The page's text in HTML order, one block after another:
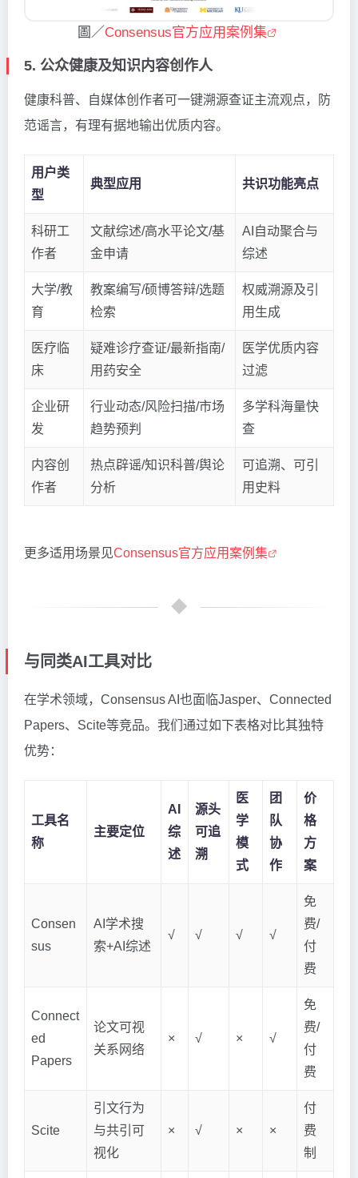
圖／Consensus官方应用案例集
5. 公众健康及知识内容创作人
健康科普、自媒体创作者可一键溯源查证主流观点，防
范谣言，有理有据地输出优质内容。
用户类
型
典型应用 共识功能亮点
科研工
作者
文献综述/高水平论文/基
金申请
AI自动聚合与
综述
大学/教
育
教案编写/硕博答辩/选题
检索
权威溯源及引
用生成
医疗临
床
疑难诊疗查证/最新指南/
用药安全
医学优质内容
过滤
企业研
发
行业动态/风险扫描/市场
趋势预判
多学科海量快
查
内容创
作者
热点辟谣/知识科普/舆论
分析
可追溯、可引
用史料
更多适用场景见Consensus官方应用案例集
与同类AI工具对比
在学术领域，Consensus AI也面临Jasper、Connected
Papers、Scite等竞品。我们通过如下表格对比其独特
优势：
工具名
称
主要定位
AI
综
述
源头
可追
溯
医
学
模
式
团
队
协
作
价
格
方
案
Consen
sus
AI学术搜
索+AI综述
√ √ √ √
免
费/
付
费
Connect
ed
Papers
论文可视
关系网络
× √ × √
免
费/
付
费
Scite
引文行为
与共引可
视化
× √ × ×
付
费
制